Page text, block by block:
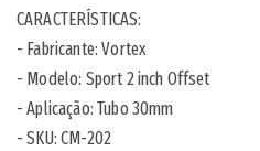
CARACTERÍSTICAS:
- Fabricante: Vortex
- Modelo: Sport 2 inch Offset
- Aplicação: Tubo 30mm
- SKU:CM-202